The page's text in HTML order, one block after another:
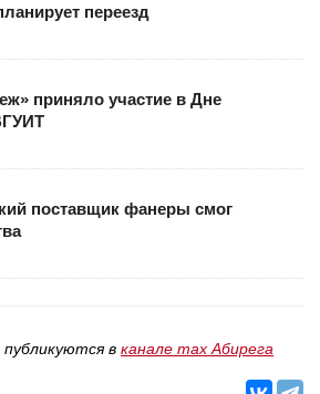
переезд
приняло участие в Дне
поставщик фанеры смог
в канале max Абирега